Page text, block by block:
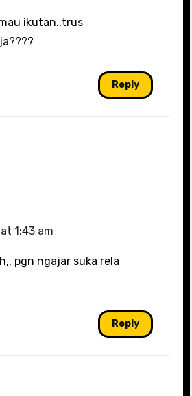
ikutan..trus
Reply
1:43 am
pgn ngajar suka rela
Reply